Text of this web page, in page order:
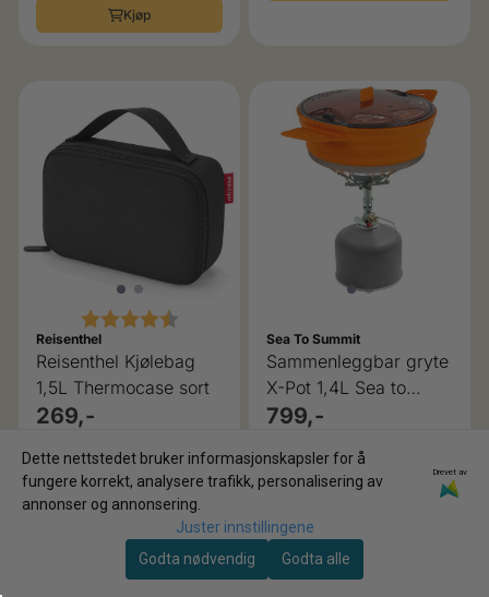
Kjøp
Karakter:
Reisenthel
Reisenthel Kjølebag
1,5L Thermocase sort
269,-
Kjøp
Sea To Summit
Sammenleggbar gryte
X-Pot 1,4L Sea to
Summit
799,-
På lager
Kjøp
Dette nettstedet bruker informasjonskapsler for å
fungere korrekt, analysere trafikk, personalisering av
annonser og annonsering.
Drevet av
Juster innstillingene
Godta nødvendig
Godta alle